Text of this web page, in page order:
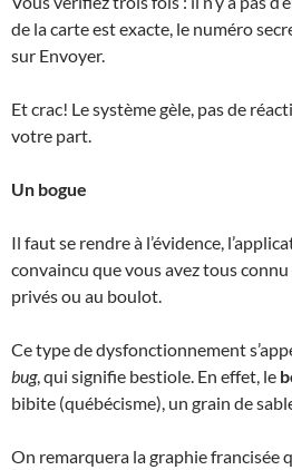
de la carte est exacte, le numéro
sur Envoyer.
Et crac! Le système gèle, pas de
votre part.
Un bogue
Il faut se rendre à l’évidence,
convaincu que vous avez tous connu
privés ou au boulot.
Ce type de dysfonctionnement
bug, qui signifie bestiole. En effet, le
bibite (québécisme), un grain de
On remarquera la graphie francisée